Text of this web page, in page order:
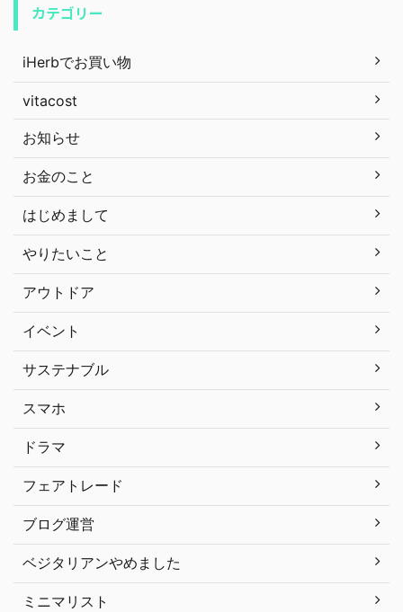
カテゴリー
iHerbでお買い物
vitacost
お知らせ
お金のこと
はじめまして
やりたいこと
アウトドア
イベント
サステナブル
スマホ
ドラマ
フェアトレード
ブログ運営
ベジタリアンやめました
ミニマリスト